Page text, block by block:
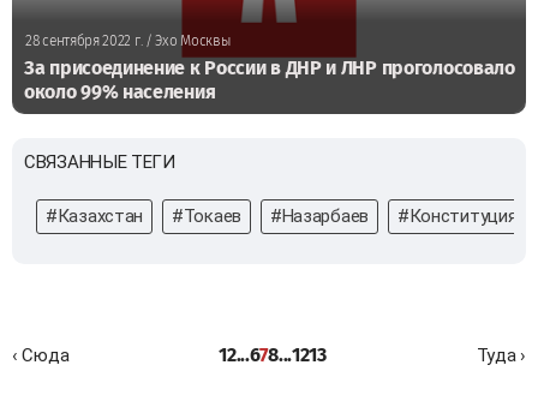
28 сентября 2022 г./ Эхо Москвы
За присоединение к России в ДНР и ЛНР проголосовало
около 99% населения
СВЯЗАННЫЕ ТЕГИ
#Казахстан #Токаев #Назарбаев #Конституция
‹ Сюда 12...678...1213 Туда ›